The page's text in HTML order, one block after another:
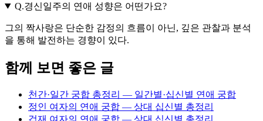
Q.경신일주의 연애 성향은 어떤가요?
그의 짝사랑은 단순한 감정의 흐름이 아닌, 깊은 관찰과 분석
을 통해 발전하는 경향이 있다.
함께 보면 좋은 글
천간·일간 궁합 총정리 — 일간별·십신별 연애 궁합
정인 여자의 연애 궁합 — 상대 십신별 총정리
겁재 여자의 연애 궁합 — 상대 십신별 총정리